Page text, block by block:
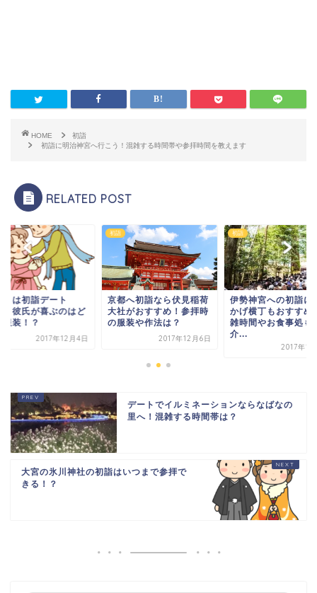
HOME
初詣
初詣に明治神宮へ行こう！混雑する時間帯や参拝時間を教えます
RELATED POST
月は初詣デート
！彼氏が喜ぶのはど
服装！？
2017年12月4日
初詣
京都へ初詣なら伏見稲荷
大社がおすすめ！参拝時
の服装や作法は？
2017年12月6日
初詣
伊勢神宮への初詣に
かげ横丁もおすすめ
雑時間やお食事処も
介...
2017年12
デートでイルミネーションならなばなの
里へ！混雑する時間帯は？
大宮の氷川神社の初詣はいつまで参拝で
きる！？